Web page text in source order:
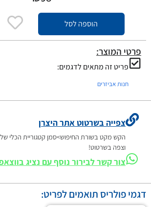
הוספה לסל
פרטי המוצר:
פריט זה מתאים לדגמים:
חנות אביזרים
צפייה בשרטוט אתר היצרן
הקש מקט בשורת החיפוש>סמן קטגוריית הכלי
וצפה בשרטוט!
צור קשר לבירור נוסף עם נציג
דגמי פולריס תואמים לפריט: